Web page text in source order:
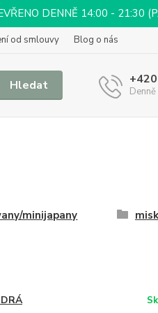
DENNĚ 14:00 - 21:30
od smlouvy Blog o nás
Hledat
minijapany